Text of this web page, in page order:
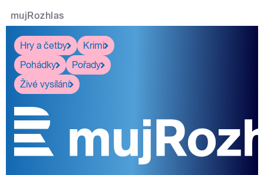
mujRozhlas
Hry a četby
Krimi
Pohádky
Pořady
Živé vysílání